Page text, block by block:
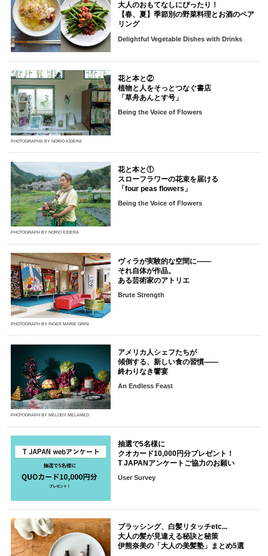
大人のおもてなしにぴったり！
【春、夏】季節別の野菜料理とお酒のペア
リング
Delightful Vegetable Dishes with Drinks
PHOTOGRAPHS BY NORIO KIDERA
花と本と②
植物と人をそっとつなぐ書店
「草舟あんとす号」
Being the Voice of Flowers
PHOTOGRAPH BY NORIO KIDERA
花と本と①
スローフラワーの花束を届ける
「four peas flowers」
Being the Voice of Flowers
PHOTOGRAPH BY INGER MARIE GRINI
ヴィラが実験的な空間に――
それ自体が作品。
ある芸術家のアトリエ
Brute Strength
PHOTOGRAPH BY MELODY MELAMED
アメリカ人シェフたちが
傾倒する、新しい食の習慣――
終わりなき饗宴
An Endless Feast
抽選で5名様に
クオカード10,000円分プレゼント！
T JAPANアンケートご協力のお願い
User Survey
ブラッシング、白髪リタッチetc...
大人の髪が見違える秘訣と秘策
伊熊奈美の「大人の美髪塾」まとめ5選